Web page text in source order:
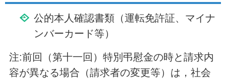
公的本人確認書類（運転免許証、マイナ
ンバーカード等）
注:前回（第十一回）特別弔慰金の時と請求内
容が異なる場合（請求者の変更等）は，社会